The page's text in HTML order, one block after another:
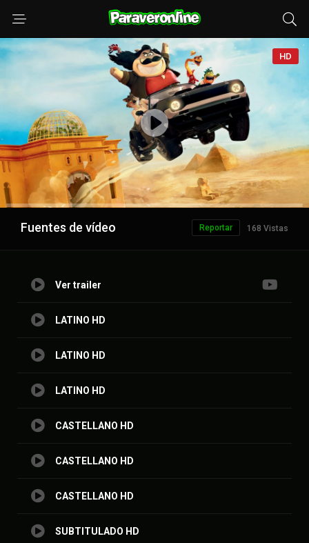
HD
Anuncio
Fuentes de vídeo 168 Vistas
Reportar
Ver trailer
LATINO HD
LATINO HD
LATINO HD
CASTELLANO HD
CASTELLANO HD
CASTELLANO HD
SUBTITULADO HD